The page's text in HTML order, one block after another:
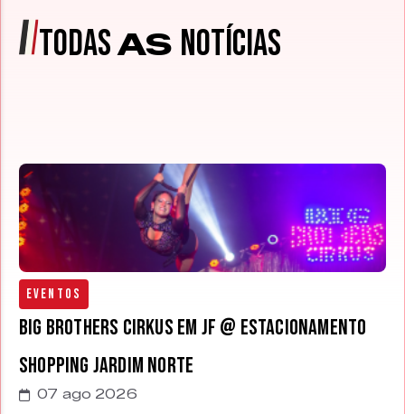
TODASAS NOTÍCIAS
Eventos
Big Brothers Cirkus em JF @ estacionamento
Shopping Jardim Norte
07 ago 2026